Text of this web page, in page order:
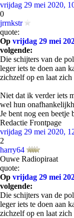
vrijdag 29 mei 2020,
0
jrrnkstr
quote:
Op vrijdag 29 mei
volgende:
Die schijters van de
leger iets te doen aan
zichzelf op en laat zich
Niet dat ik verder iets
wel hun
Je bent nog een beetje
Redactie Frontpage
vrijdag 29 mei 2020,
2
harry64
Ouwe Radiopiraat
quote:
Op vrijdag 29 mei
volgende:
Die schijters van de
leger iets te doen aan
zichzelf op en laat zich